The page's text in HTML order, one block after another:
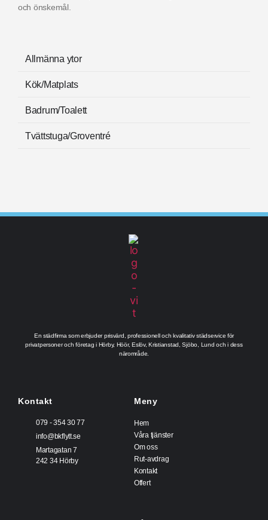
och önskemål.
Allmänna ytor
Kök/Matplats
Badrum/Toalett
Tvättstuga/Groventré
En städfirma som erbjuder prisvärd, professionell och kvalitativ städservice för
privatpersoner och företag i Hörby, Höör, Eslöv, Kristianstad, Sjöbo, Lund och i dess
närområde.
Kontakt
079 - 354 30 77
info@bkflytt.se
Martagatan 7
242 34 Hörby
Meny
Hem
Våra tjänster
Om oss
Rut-avdrag
Kontakt
Offert